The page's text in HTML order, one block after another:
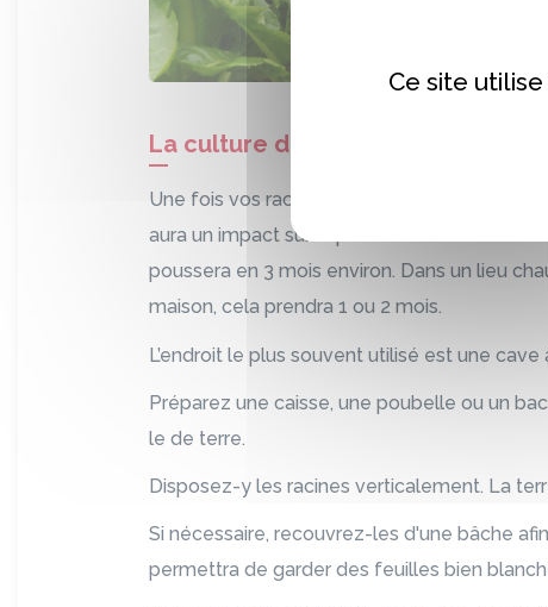
La culture de l’endive : Le forçage
Une fois vos racines prêtes, vient l’étape du
aura un impact sur la pousse de l’endive.
poussera en 3 mois environ. Dans un lieu
maison, cela prendra 1 ou 2 mois.
L’endroit le plus souvent utilisé est une cave
Préparez une caisse, une poubelle ou un
le de terre.
Disposez-y les racines verticalement. La
Si nécessaire, recouvrez-les d'une bâche
permettra de garder des feuilles bien
Ce site